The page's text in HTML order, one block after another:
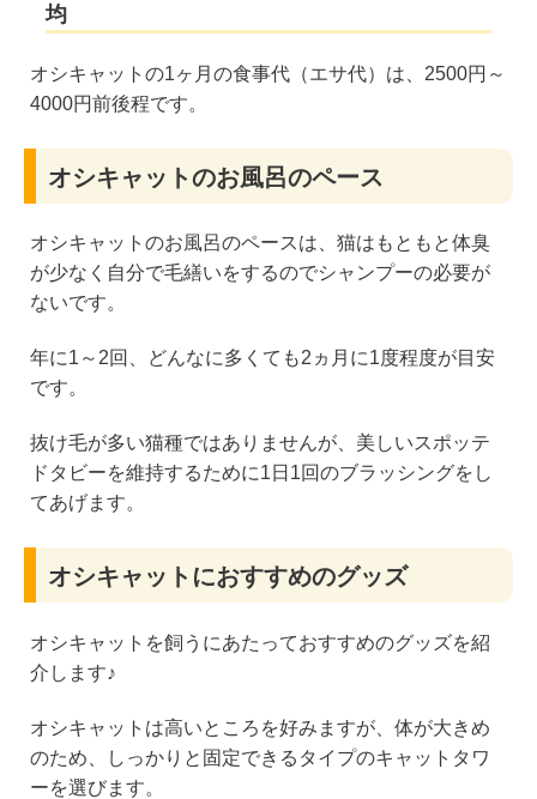
均
オシキャットの1ヶ月の食事代（エサ代）は、2500円～
4000円前後程です。
オシキャットのお風呂のペース
オシキャットのお風呂のペースは、猫はもともと体臭
が少なく自分で毛繕いをするのでシャンプーの必要が
ないです。
年に1～2回、どんなに多くても2ヵ月に1度程度が目安
です。
抜け毛が多い猫種ではありませんが、美しいスポッテ
ドタビーを維持するために1日1回のブラッシングをし
てあげます。
オシキャットにおすすめのグッズ
オシキャットを飼うにあたっておすすめのグッズを紹
介します♪
オシキャットは高いところを好みますが、体が大きめ
のため、しっかりと固定できるタイプのキャットタワ
ーを選びます。